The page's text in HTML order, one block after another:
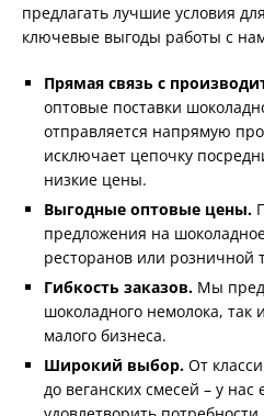
предлагать лучшие условия
ключевые выгоды работы с
Прямая связь с
оптовые поставки
отправляется напрямую
исключает цепочку
низкие цены.
Выгодные оптовые цены.
предложения на
ресторанов или розничной
Гибкость заказов. Мы
шоколадного немолока,
малого бизнеса.
Широкий выбор. От
до веганских смесей – у нас